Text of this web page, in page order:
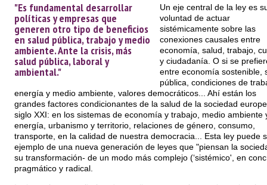
"Es fundamental desarrollar
políticas y empresas que
generen otro tipo de beneficios
en salud pública, trabajo y medio
ambiente. Ante la crisis, más
salud pública, laboral y
ambiental."
Un eje central de la ley es
voluntad de actuar
sistémicamente sobre las
conexiones causales entre
economía, salud, trabajo,
y ciudadanía. O si se
entre economía sostenible,
pública, condiciones de
energía y medio ambiente, valores democráticos... Ahí están los
grandes factores condicionantes de la salud de la sociedad
siglo XXI: en los sistemas de economía y trabajo, medio ambiente
energía, urbanismo y territorio, relaciones de género, consumo,
transporte, en la calidad de nuestra democracia... Esta ley puede
ejemplo de una nueva generación de leyes que "piensan la
su transformación- de un modo más complejo (‘sistémico', en
pragmático y radical.